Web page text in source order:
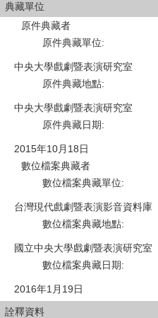
典藏單位
原件典藏者
原件典藏單位:
中央大學戲劇暨表演研究室
原件典藏地點:
中央大學戲劇暨表演研究室
原件典藏日期:
2015年10月18日
數位檔案典藏者
數位檔案典藏單位:
台灣現代戲劇暨表演影音資料庫
數位檔案典藏地點:
國立中央大學戲劇暨表演研究室
數位檔案典藏日期:
2016年1月19日
詮釋資料